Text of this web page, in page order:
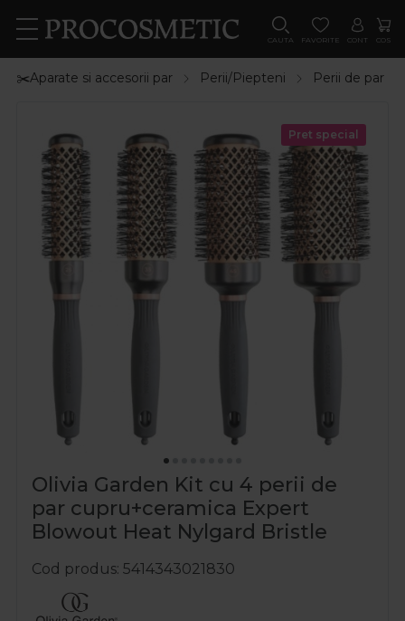
CAUTA FAVORITE CONT COS
✂️Aparate si accesorii par Perii/Piepteni Perii de par
Pret special
Olivia Garden Kit cu 4 perii de
par cupru+ceramica Expert
Blowout Heat Nylgard Bristle
Cod produs 5414343021830